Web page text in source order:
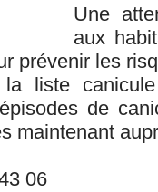
Une
aux
prévenir les
liste
de
maintenant
06